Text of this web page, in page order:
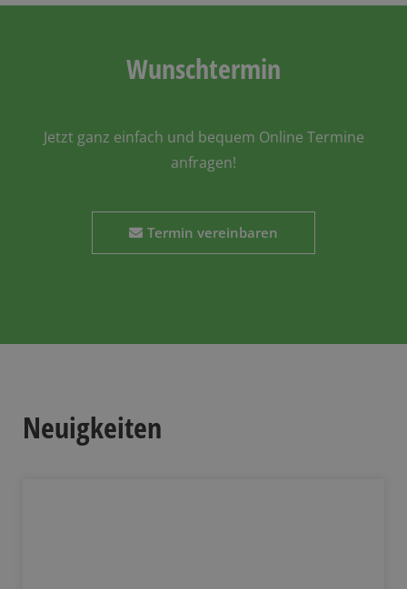
Wunschtermin
Jetzt ganz einfach und bequem Online Termine
anfragen!
Termin vereinbaren
Neuigkeiten